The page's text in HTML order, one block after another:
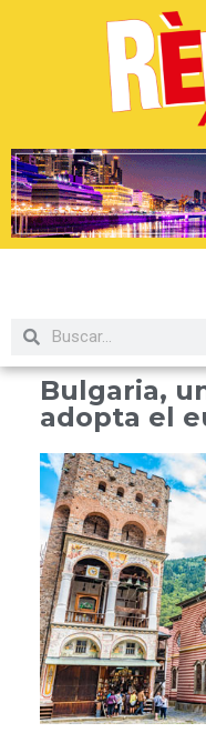
Bulgaria,
adopta el